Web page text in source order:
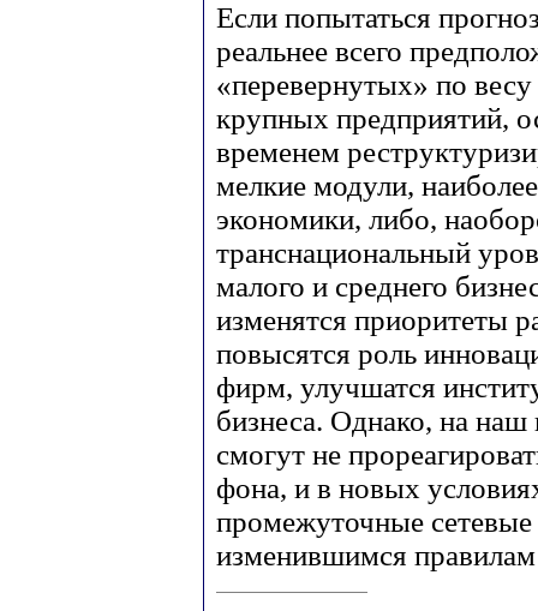
Если попытаться
реальнее всего
«перевернутых» по
крупных предприятий,
временем
мелкие модули,
экономики, либо,
транснациональный
малого и среднего
изменятся приоритеты
повысятся роль
фирм, улучшатся
бизнеса. Однако, на наш
смогут не
фона, и в новых
промежуточные сетевые
изменившимся